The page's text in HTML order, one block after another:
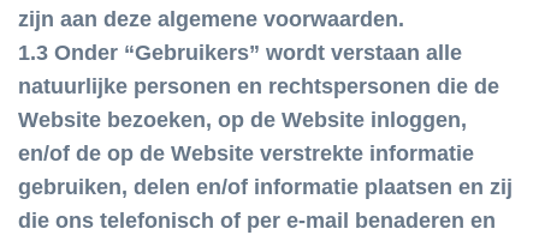
zijn aan deze algemene voorwaarden.
1.3 Onder “Gebruikers” wordt verstaan alle
natuurlijke personen en rechtspersonen die de
Website bezoeken, op de Website inloggen,
en/of de op de Website verstrekte informatie
gebruiken, delen en/of informatie plaatsen en zij
die ons telefonisch of per e-mail benaderen en